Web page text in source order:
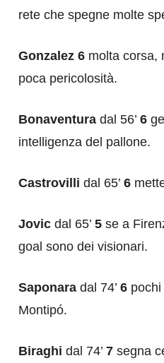
rete che spegne molte
Gonzalez 6 molta corsa,
poca pericolosità.
Bonaventura dal 56’ 6
intelligenza del pallone.
Castrovilli dal 65’ 6
Jovic dal 65’ 5 se a
goal sono dei visionari.
Saponara dal 74’ 6
Montipó.
Biraghi dal 74’ 7 segna